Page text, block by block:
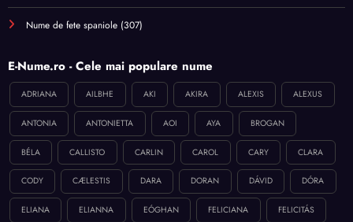
Nume de fete spaniole (307)
E-Nume.ro - Cele mai populare nume
ADRIANA AILBHE AKI AKIRA ALEXIS ALEXUS
ANTONIA ANTONIETTA AOI AYA BROGAN
BÉLA CALLISTO CARLIN CAROL CARY CLARA
CODY CÆLESTIS DARA DORAN DÁVID DÓRA
ELIANA ELIANNA EÓGHAN FELICIANA FELICITÁS